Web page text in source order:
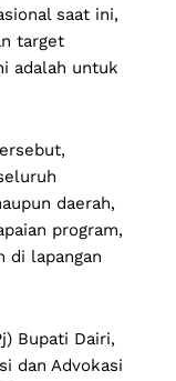
saat ini,
target
adalah untuk
daerah,
program,
di lapangan
Bupati Dairi,
dan Advokasi